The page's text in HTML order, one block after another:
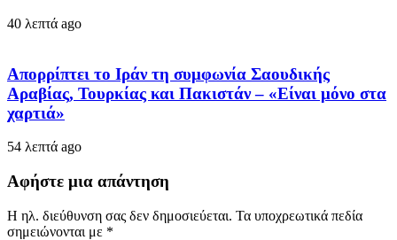
40 λεπτά ago
Απορρίπτει το Ιράν τη συμφωνία Σαουδικής
Αραβίας, Τουρκίας και Πακιστάν – «Είναι μόνο στα
χαρτιά»
54 λεπτά ago
Αφήστε μια απάντηση
Η ηλ. διεύθυνση σας δεν δημοσιεύεται. Τα υποχρεωτικά πεδία
σημειώνονται με *